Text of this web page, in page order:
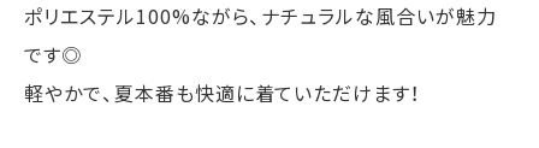
ポリエステル100%ながら、ナチュラルな風合いが魅力
です◎
軽やかで、夏本番も快適に着ていただけます！